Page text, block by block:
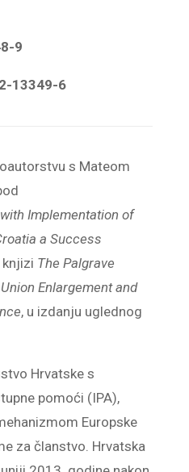
9
13349-6
s Mateom
Implementation of
a Success
The Palgrave
Enlargement and
, u izdanju uglednog
Hrvatske s
pomoći (IPA),
Europske
za članstvo. Hrvatska